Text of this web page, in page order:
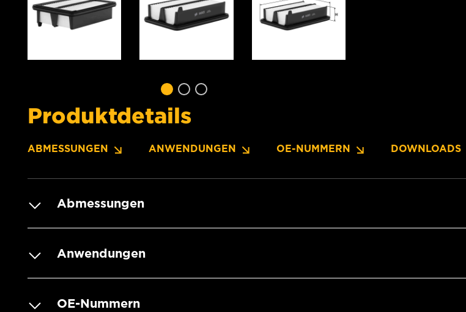
Produktdetails
ABMESSUNGEN ANWENDUNGEN OE-NUMMERN DOWNLOADS
Abmessungen
Anwendungen
OE-Nummern